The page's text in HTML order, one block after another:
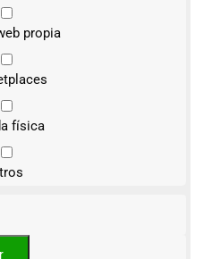
propia
física